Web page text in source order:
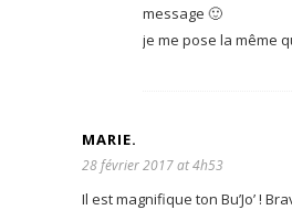
message 🙂
je me pose la même
MARIE.
28 février 2017 at 4h53
Il est magnifique ton Bu’Jo’ !